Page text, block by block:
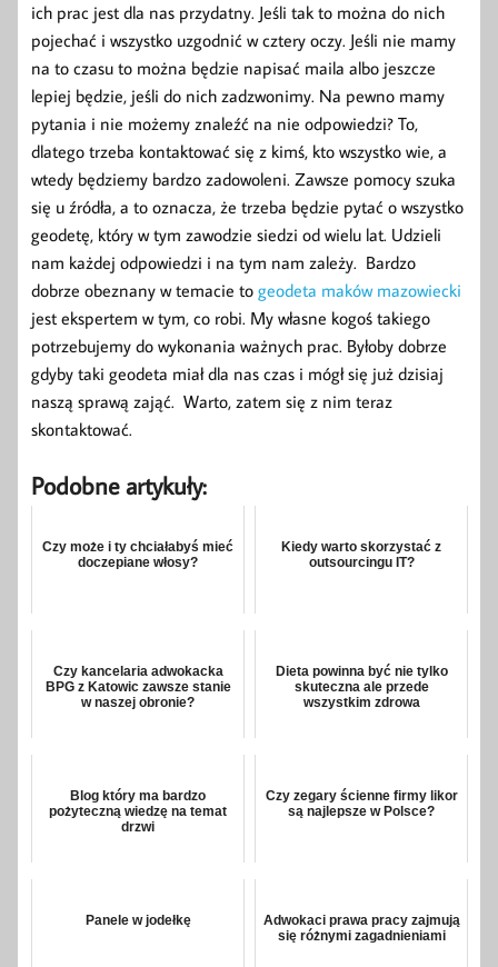
ich prac jest dla nas przydatny. Jeśli tak to można do nich
pojechać i wszystko uzgodnić w cztery oczy. Jeśli nie mamy
na to czasu to można będzie napisać maila albo jeszcze
lepiej będzie, jeśli do nich zadzwonimy. Na pewno mamy
pytania i nie możemy znaleźć na nie odpowiedzi? To,
dlatego trzeba kontaktować się z kimś, kto wszystko wie, a
wtedy będziemy bardzo zadowoleni. Zawsze pomocy szuka
się u źródła, a to oznacza, że trzeba będzie pytać o wszystko
geodetę, który w tym zawodzie siedzi od wielu lat. Udzieli
nam każdej odpowiedzi i na tym nam zależy. Bardzo
dobrze obeznany w temacie to geodeta maków mazowiecki
jest ekspertem w tym, co robi. My własne kogoś takiego
potrzebujemy do wykonania ważnych prac. Byłoby dobrze
gdyby taki geodeta miał dla nas czas i mógł się już dzisiaj
naszą sprawą zająć. Warto, zatem się z nim teraz
skontaktować.
Podobne artykuły:
Czy może i ty chciałabyś mieć
doczepiane włosy?
Kiedy warto skorzystać z
outsourcingu IT?
Czy kancelaria adwokacka
BPG z Katowic zawsze stanie
w naszej obronie?
Dieta powinna być nie tylko
skuteczna ale przede
wszystkim zdrowa
Blog który ma bardzo
pożyteczną wiedzę na temat
drzwi
Czy zegary ścienne firmy likor
są najlepsze w Polsce?
Panele w jodełkę
Adwokaci prawa pracy zajmują
się różnymi zagadnieniami